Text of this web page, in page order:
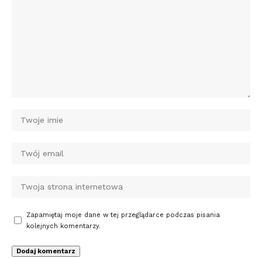
Zapamiętaj moje dane w tej przeglądarce podczas pisania
kolejnych komentarzy.